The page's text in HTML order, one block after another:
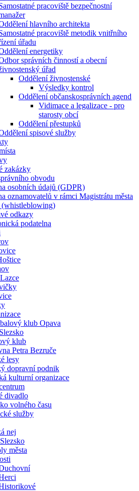
pracoviště bezpečnostní
hlavního architekta
pracoviště metodik vnitřního
úřadu
energetiky
správních činností a obecní
úřad
Oddělení živnostenské
Výsledky kontrol
Oddělení občanskosprávních agend
Vidimace a legalizace - pro
starosty obcí
Oddělení přestupků
spisové služby
zakázky
obvodu
osobních údajů (GDPR)
oznamovatelů v rámci Magistrátu města
(whistleblowing)
odkazy
podatelna
klub Opava
klub
Petra Bezruče
lesy
dopravní podnik
kulturní organizace
divadlo
volného času
služby
nej
města